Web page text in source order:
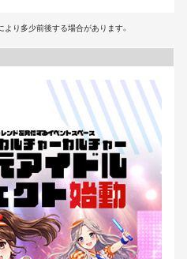
り多少前後する場合があります。